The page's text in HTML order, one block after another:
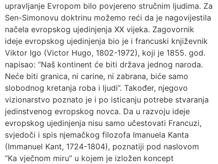
upravljanje Evropom bilo povjereno stručnim ljudima. Za
Sen-Simonovu doktrinu možemo reći da je nagovijestila
načela evropskog ujedinjenja XX vijeka. Zagovornik
ideje evropskog ujedinjenja bio je i francuski književnik
Viktor Igo (Victor Hugo, 1802-1972), koji je 1855. god.
napisao: “Naš kontinent će biti država jednog naroda.
Neće biti granica, ni carine, ni zabrana, biće samo
slobodnog kretanja roba i ljudi”. Također, njegovo
vizionarstvo poznato je i po isticanju potrebe stvaranja
jedinstvenog evropskog novca. Da u razvoju ideje
evropskog ujedinjenja nisu samo učestovati Francuzi,
svjedoči i spis njemačkog filozofa Imanuela Kanta
(Immanuel Kant, 1724-1804), poznatiji pod naslovom
“Ka vječnom miru” u kojem je izložen koncept